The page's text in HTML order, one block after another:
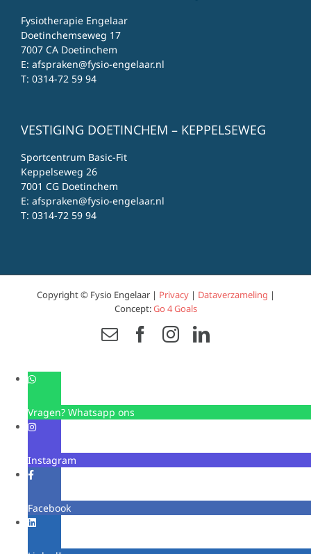
Fysiotherapie Engelaar
Doetinchemseweg 17
7007 CA Doetinchem
E: afspraken@fysio-engelaar.nl
T: 0314-72 59 94
VESTIGING DOETINCHEM – KEPPELSEWEG
Sportcentrum Basic-Fit
Keppelseweg 26
7001 CG Doetinchem
E: afspraken@fysio-engelaar.nl
T: 0314-72 59 94
Copyright © Fysio Engelaar | Privacy| Dataverzameling |
Concept:Go 4 Goals
Email Facebook
Instagram
LinkedIn
Vragen? Whatsapp ons
Instagram
Facebook